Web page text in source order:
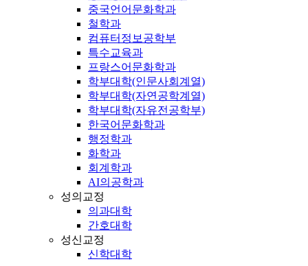
중국언어문화학과
철학과
컴퓨터정보공학부
특수교육과
프랑스어문화학과
학부대학(인문사회계열)
학부대학(자연공학계열)
학부대학(자유전공학부)
한국어문화학과
행정학과
화학과
회계학과
AI의공학과
성의교정
의과대학
간호대학
성신교정
신학대학